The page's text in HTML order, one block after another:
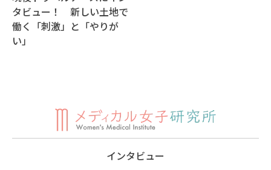
タビュー！ 新しい土地で
働く「刺激」と「やりが
い」
インタビュー